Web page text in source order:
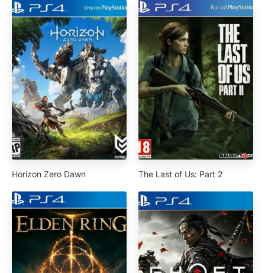
Horizon Zero Dawn The Last of Us: Part 2